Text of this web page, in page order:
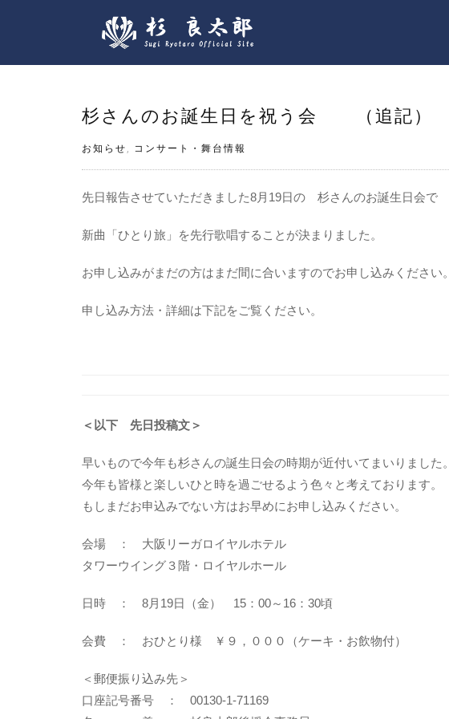
杉さんのお誕生日を祝う会 （追記）
お知らせ , コンサート・舞台情報
先日報告させていただきました8月19日の 杉さんのお誕生日会で
新曲「ひとり旅」を先行歌唱することが決まりました。
お申し込みがまだの方はまだ間に合いますのでお申し込みください。
申し込み方法・詳細は下記をご覧ください。
＜以下 先日投稿文＞
早いもので今年も杉さんの誕生日会の時期が近付いてまいりました。
今年も皆様と楽しいひと時を過ごせるよう色々と考えております。
もしまだお申込みでない方はお早めにお申し込みください。
会場 ： 大阪リーガロイヤルホテル
タワーウイング３階・ロイヤルホール
日時 ： 8月19日（金） 15：00～16：30頃
会費 ： おひとり様 ￥９，０００（ケーキ・お飲物付）
＜郵便振り込み先＞
口座記号番号 ： 00130-1-71169